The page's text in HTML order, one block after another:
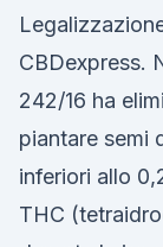
CBDexpress.
242/16 ha
piantare semi
inferiori allo
THC